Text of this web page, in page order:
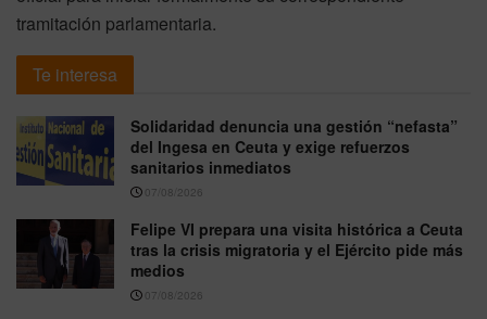
tramitación parlamentaria.
Te interesa
Solidaridad denuncia una gestión “nefasta”
del Ingesa en Ceuta y exige refuerzos
sanitarios inmediatos
07/08/2026
Felipe VI prepara una visita histórica a Ceuta
tras la crisis migratoria y el Ejército pide más
medios
07/08/2026